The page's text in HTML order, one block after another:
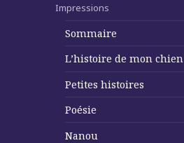
Impressions
Sommaire
L’histoire de mon
Petites histoires
Poésie
Nanou